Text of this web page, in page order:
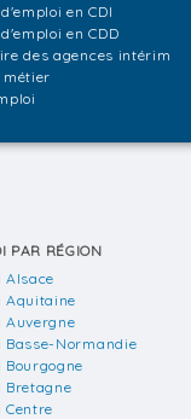
en CDI
en CDD
des agences intérim
métier
PAR RÉGION
Alsace
Aquitaine
Auvergne
Basse-Normandie
Bourgogne
Bretagne
Centre